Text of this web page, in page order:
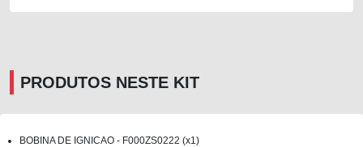
PRODUTOS NESTE KIT
BOBINA DE IGNICAO - F000ZS0222 (x1)